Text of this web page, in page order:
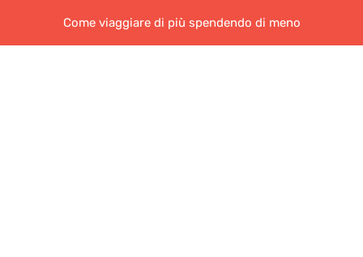
Come viaggiare di più spendendo di meno